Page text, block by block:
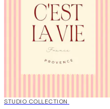
50%*
STUDIO COLLECTION